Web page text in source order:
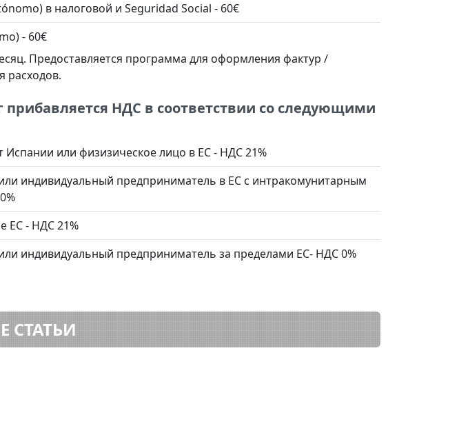
в налоговой и Seguridad Social - 60€
- 60€
Предоставляется программа для оформления фактур /
расходов.
прибавляется НДС в соответствии со следующими
Испании или физизическое лицо в ЕС - НДС 21%
индивидуальный предприниматель в ЕС с интракомунитарным
ЕС - НДС 21%
индивидуальный предприниматель за пределами ЕС- НДС 0%
СТАТЬИ